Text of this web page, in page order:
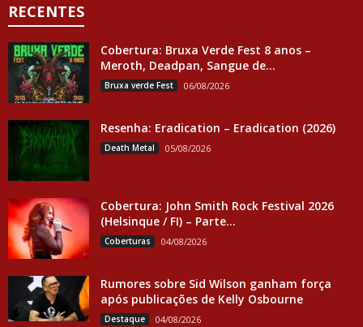
RECENTES
Cobertura: Bruxa Verde Fest 8 anos –
Meroth, Deadpan, Sangue de...
Bruxa verde Fest 06/08/2026
Resenha: Eradication – Eradication (2026)
Death Metal 05/08/2026
Cobertura: John Smith Rock Festival 2026
(Helsinque / FI) – Parte...
Coberturas 04/08/2026
Rumores sobre Sid Wilson ganham força
após publicações de Kelly Osbourne
Destaque 04/08/2026